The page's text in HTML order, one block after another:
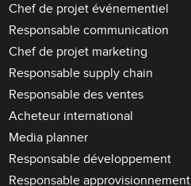
Chef de projet événementiel
Responsable communication
Chef de projet marketing
Responsable supply chain
Responsable des ventes
Acheteur international
Media planner
Responsable développement
Responsable approvisionnement